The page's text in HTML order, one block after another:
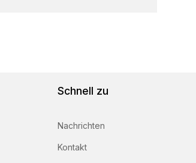
Schnell zu
Nachrichten
Kontakt